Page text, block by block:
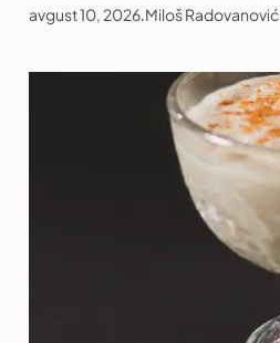
avgust 10, 2026.Miloš Radovanović